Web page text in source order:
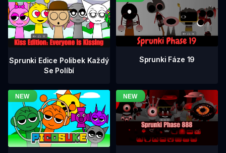
Sprunki Edice Polibek Každý
Se Políbí
Sprunki Fáze 19